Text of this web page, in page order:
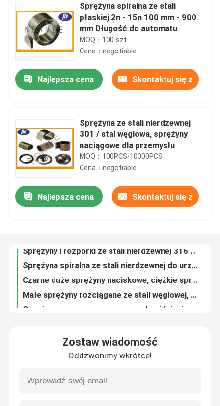
Produkty
O nas
Skontaktuj się z nami
Poprosić o wycenę
Stalowa sprężyna spiralna
Sprężyna spiralna ze stali
płaskiej 2n - 15n 100 mm - 900
mm Długość do automatu
MOQ：100 szt
Cena：negotiable
Najlepsza cena Skontaktuj się z
Sprężyna ze stali nierdzewnej
301 / stal węglowa, sprężyny
naciągowe dla przemysłu
MOQ：100PCS-10000PCS
Cena：negotiable
Najlepsza cena Skontaktuj się zSprężyny i rozpórki ze stali nierdzewnej 316 zapewniają płynną pracę nagrzewnicy OEM
Sprężyny gazowe sprężyny wysokociśnieniowej, sprężyny gazowe z podwójnym uszczelnieniem
Stalowe podwójne uszczelnienia Miniaturowe sprężyny gazowe Bez hałasu przy wysokim ciśnieniu
Stalowa sprężyna spiralna Constant Force 301 Sprężyny ze stali nierdzewnej do popychacza półki
NV-007 Specjalne automatyczne sprężyny wiertnicze, sprężyny o zmiennej sile do maszyny sprzedawczej
Zostaw wiadomość
Oddzwonimy wkrótce!